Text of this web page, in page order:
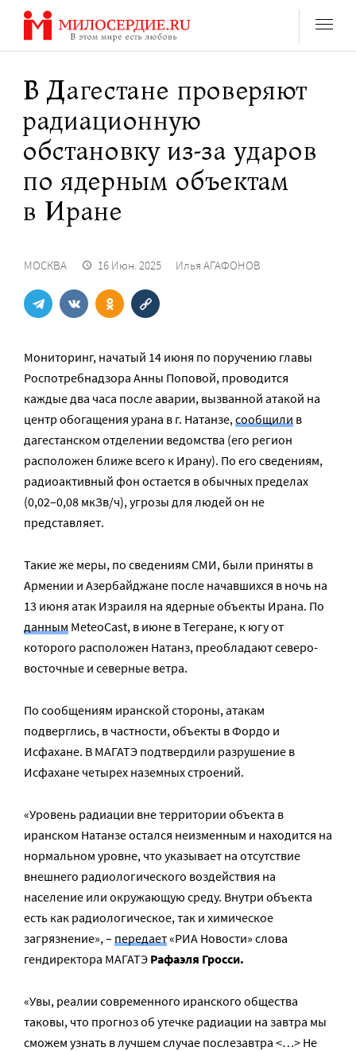
Перейти
содержанию
В Дагестане проверяют
радиационную
обстановку из-за ударов
по ядерным объектам
в Иране
МОСКВА 16 Июн. 2025 Илья АГАФОНОВ
Мониторинг, начатый 14 июня по поручению главы
Роспотребнадзора Анны Поповой, проводится
каждые два часа после аварии, вызванной атакой на
центр обогащения урана в г. Натанзе,сообщили в
дагестанском отделении ведомства (его регион
расположен ближе всего к Ирану). По его сведениям,
радиоактивный фон остается в обычных пределах
(0,02–0,08 мкЗв/ч), угрозы для людей он не
представляет.
Такие же меры, по сведениям СМИ, были приняты в
Армении и Азербайджане после начавшихся в ночь на
13 июня атак Израиля на ядерные объекты Ирана. По
данным MeteoCast, в июне в Тегеране, к югу от
которого расположен Натанз, преобладают северо-
восточные и северные ветра.
По сообщениям иранской стороны, атакам
подверглись, в частности, объекты в Фордо и
Исфахане. В МАГАТЭ подтвердили разрушение в
Исфахане четырех наземных строений.
«Уровень радиации вне территории объекта в
иранском Натанзе остался неизменным и находится на
нормальном уровне, что указывает на отсутствие
внешнего радиологического воздействия на
население или окружающую среду. Внутри объекта
есть как радиологическое, так и химическое
загрязнение», – передает«РИА Новости» слова
гендиректора МАГАТЭ Рафаэля Гросси.
«Увы, реалии современного иранского общества
таковы, что прогноз об утечке радиации на завтра мы
сможем узнать в лучшем случае послезавтра <…> Не